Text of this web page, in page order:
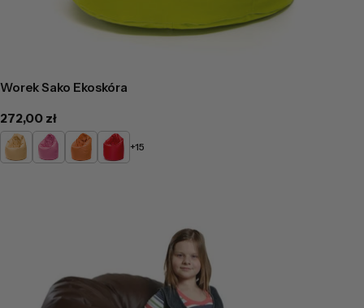
Worek Sako Ekoskóra
Cena
regularna
272,00 zł
Żółty
RóżowyPomarańczowy
Czerwony
+15